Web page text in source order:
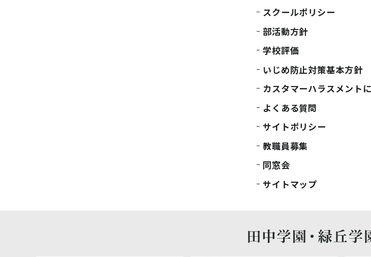
スクールポリシー
部活動方針
学校評価
いじめ防止対策基本方針
カスタマーハラスメント
よくある質問
サイトポリシー
教職員募集
同窓会
サイトマップ